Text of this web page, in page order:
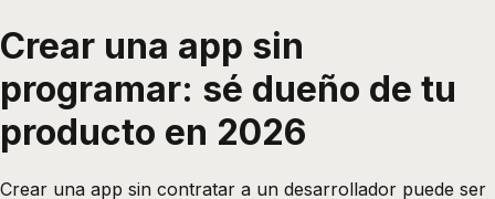
Crear una app sin
programar: sé dueño de tu
producto en 2026
Crear una app sin contratar a un desarrollador puede ser